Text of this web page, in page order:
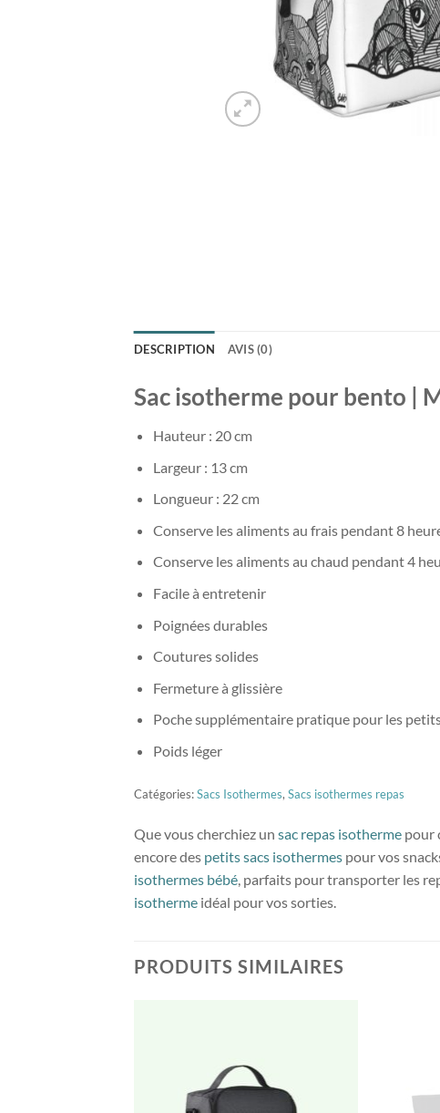
DESCRIPTION AVIS (0)
Sac isotherme pour bento |
Hauteur : 20 cm
Largeur : 13 cm
Longueur : 22 cm
Conserve les aliments au frais pendant 8
Conserve les aliments au chaud pendant 4
Facile à entretenir
Poignées durables
Coutures solides
Fermeture à glissière
Poche supplémentaire pratique pour les
Poids léger
Catégories:Sacs Isothermes, Sacs isothermes repas
Que vous cherchiez un sac repas isotherme pour
encore des petits sacs isothermes pour vos
isothermes bébé, parfaits pour transporter les
isotherme idéal pour vos sorties.
PRODUITS SIMILAIRES